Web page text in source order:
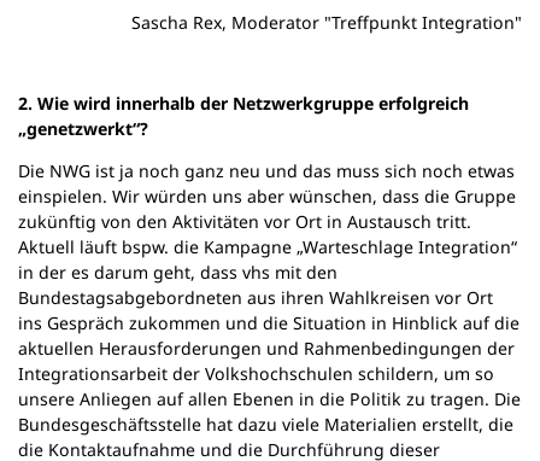
Sascha Rex, Moderator "Treffpunkt Integration"
2. Wie wird innerhalb der Netzwerkgruppe erfolgreich
„genetzwerkt“?
Die NWG ist ja noch ganz neu und das muss sich noch etwas
einspielen. Wir würden uns aber wünschen, dass die Gruppe
zukünftig von den Aktivitäten vor Ort in Austausch tritt.
Aktuell läuft bspw. die Kampagne „Warteschlage Integration“
in der es darum geht, dass vhs mit den
Bundestagsabgebordneten aus ihren Wahlkreisen vor Ort
ins Gespräch zukommen und die Situation in Hinblick auf die
aktuellen Herausforderungen und Rahmenbedingungen der
Integrationsarbeit der Volkshochschulen schildern, um so
unsere Anliegen auf allen Ebenen in die Politik zu tragen. Die
Bundesgeschäftsstelle hat dazu viele Materialien erstellt, die
die Kontaktaufnahme und die Durchführung dieser